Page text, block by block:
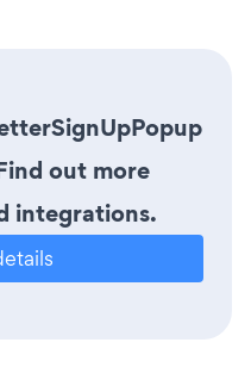
out more
integrations.